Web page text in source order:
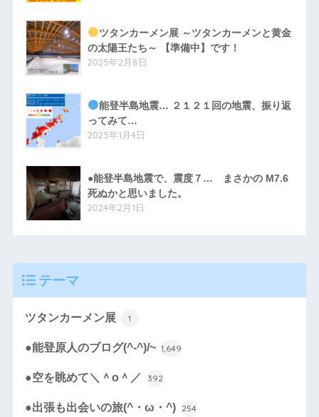
ツタンカーメン展 ～ツタンカーメンと黄金
の太陽王たち～ 【準備中】です！
2025年2月8日
能登半島地震… ２１２１回の地震、振り返
ってみて…
2025年1月4日
●能登半島地震で、震度７… まさかの M7.6
死ぬかと思いました。
2024年2月1日
テーマ
ツタンカーメン展 1
●能登原人のブログ(^-^)/~ 1,649
●空を眺めて＼＾o＾／ 392
●出張も出会いの旅(^・ω・^) 254